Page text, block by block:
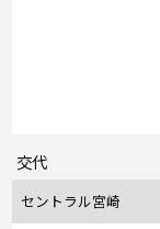
交代
セントラル宮崎